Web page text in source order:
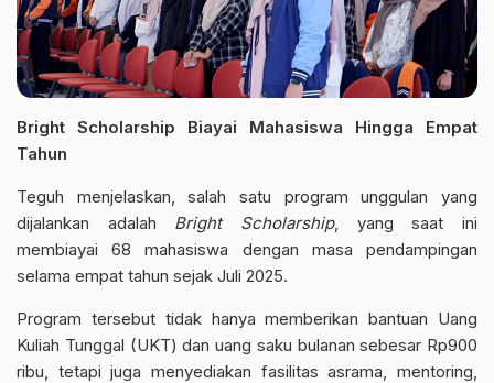
Bright Scholarship Biayai Mahasiswa Hingga Empat
Tahun
Teguh menjelaskan, salah satu program unggulan yang
dijalankan adalah Bright Scholarship, yang saat ini
membiayai 68 mahasiswa dengan masa pendampingan
selama empat tahun sejak Juli 2025.
Program tersebut tidak hanya memberikan bantuan Uang
Kuliah Tunggal (UKT) dan uang saku bulanan sebesar Rp900
ribu, tetapi juga menyediakan fasilitas asrama, mentoring,